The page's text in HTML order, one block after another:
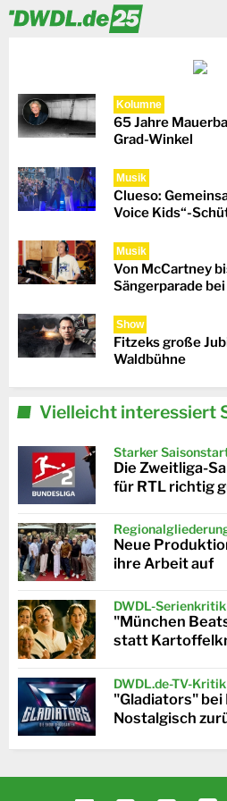
Kolumne
65 Jahre
Grad-Winkel
Musik
Clueso:
Voice Kids“-
Musik
Von McCartney
Sängerparade
Show
Fitzeks große
Waldbühne
Vielleicht interessiert
Starker
Die Zweitliga-
für RTL richtig
Neue
ihre Arbeit auf
DWDL-Serienkritik
"München
statt
DWDL.de-TV-Kritik
"Gladiators" bei
Nostalgisch